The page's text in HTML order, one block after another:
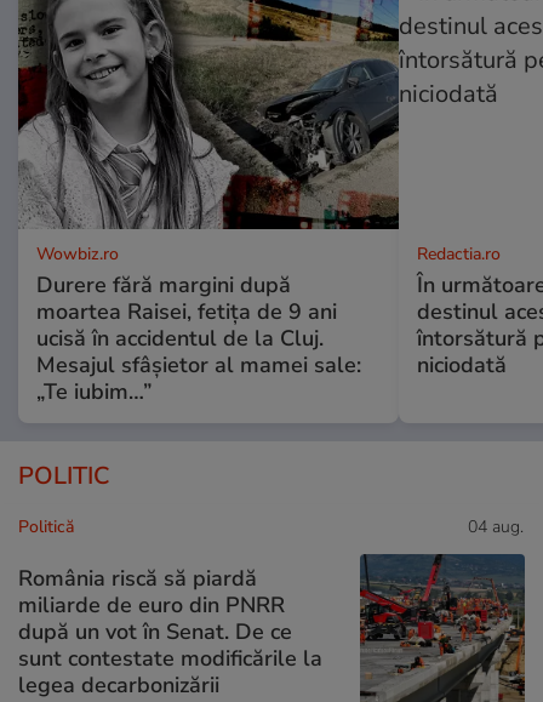
Wowbiz.ro
Durere fără margini după
moartea Raisei, fetița de 9 ani
ucisă în accidentul de la Cluj.
Mesajul sfâșietor al mamei sale:
„Te iubim…”
Redactia.ro
În
destinul
întorsătură
niciodată
POLITIC
Politică 04 aug.
România riscă să piardă
miliarde de euro din PNRR
după un vot în Senat. De ce
sunt contestate modificările la
legea decarbonizării